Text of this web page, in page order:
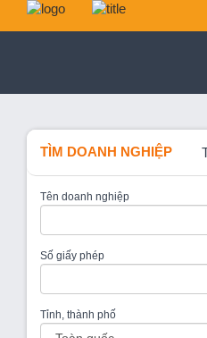
TÌM DOANH NGHIỆP
Tên doanh nghiệp
Số giấy phép
Tỉnh, thành phố